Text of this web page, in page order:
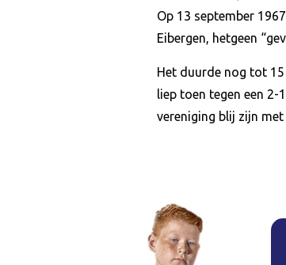
Op 13 september
Eibergen, hetgeen
Het duurde nog tot 15
liep toen tegen een 2-
vereniging blij zijn